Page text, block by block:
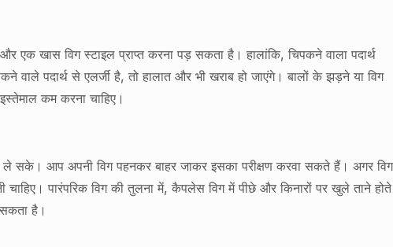
खास विग स्टाइल प्राप्त करना पड़ सकता है। हालांकि, चिपकने वाला पदार्थ
वाले पदार्थ से एलर्जी है, तो हालात और भी खराब हो जाएंगे। बालों के झड़ने या विग
कम करना चाहिए।
सके। आप अपनी विग पहनकर बाहर जाकर इसका परीक्षण करवा सकते हैं। अगर विग
पारंपरिक विग की तुलना में, कैपलेस विग में पीछे और किनारों पर खुले ताने होते
है।